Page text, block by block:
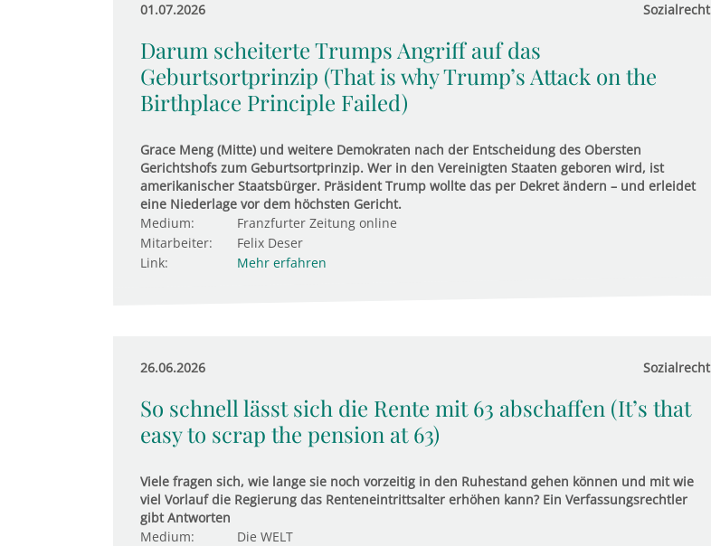
01.07.2026 Sozialrecht
Darum scheiterte Trumps Angriff auf das
Geburtsortprinzip (That is why Trump’s Attack on the
Birthplace Principle Failed)
Grace Meng (Mitte) und weitere Demokraten nach der Entscheidung des Obersten
Gerichtshofs zum Geburtsortprinzip. Wer in den Vereinigten Staaten geboren wird, ist
amerikanischer Staatsbürger. Präsident Trump wollte das per Dekret ändern – und erleidet
eine Niederlage vor dem höchsten Gericht.
Medium:
Franzfurter Zeitung online
Mitarbeiter:
Felix Deser
Link:
Mehr erfahren
26.06.2026 Sozialrecht
So schnell lässt sich die Rente mit 63 abschaffen (It’s that
easy to scrap the pension at 63)
Viele fragen sich, wie lange sie noch vorzeitig in den Ruhestand gehen können und mit wie
viel Vorlauf die Regierung das Renteneintrittsalter erhöhen kann? Ein Verfassungsrechtler
gibt Antworten
Medium:
Die WELT